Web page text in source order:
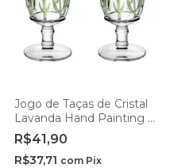
Jogo de Taças de Cristal
Lavanda Hand Painting -
Lyor
R$41,90
R$37,71 com Pix